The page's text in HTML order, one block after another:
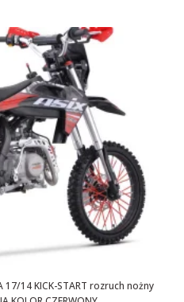
17/14 KICK-START rozruch nożny